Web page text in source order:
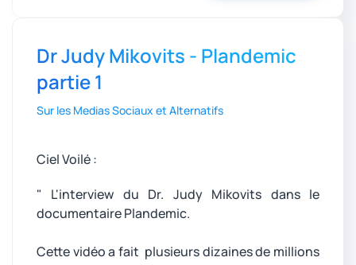
Dr Judy Mikovits - Plandemic
partie 1
Sur les Medias Sociaux et Alternatifs
Ciel Voilé :
" L'interview du Dr. Judy Mikovits dans le
documentaire Plandemic.
Cette vidéo a fait plusieurs dizaines de millions